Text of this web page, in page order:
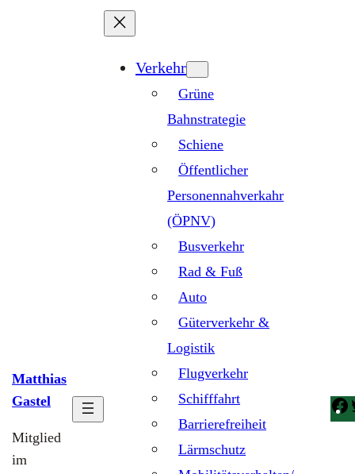
Matthias
Gastel
Mitglied
im
Verkehr
Grüne
Bahnstrategie
Schiene
Öffentlicher
Personennahverkahr
(ÖPNV)
Busverkehr
Rad & Fuß
Auto
Güterverkehr &
Logistik
Flugverkehr
Schifffahrt
Barrierefreiheit
Lärmschutz